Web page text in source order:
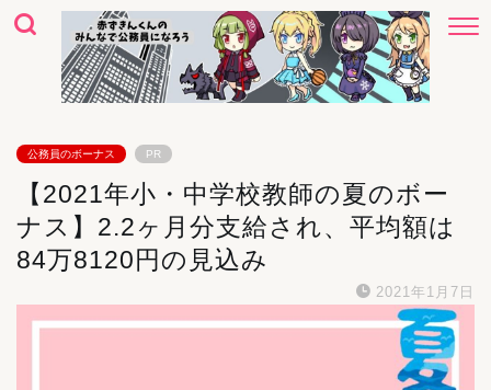
公務員のボーナス PR
【2021年小・中学校教師の夏のボー
ナス】2.2ヶ月分支給され、平均額は
84万8120円の見込み
2021年1月7日